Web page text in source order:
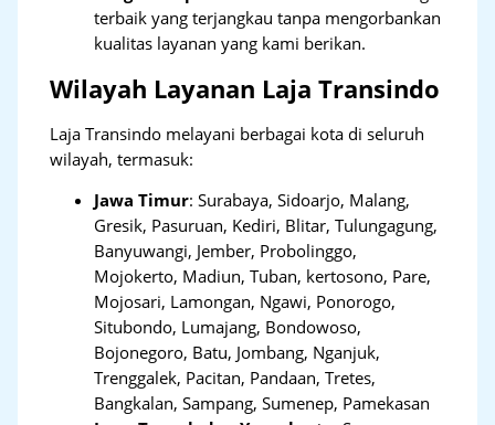
terbaik yang terjangkau tanpa mengorbankan
kualitas layanan yang kami berikan.
Wilayah Layanan Laja Transindo
Laja Transindo melayani berbagai kota di seluruh
wilayah, termasuk:
Jawa Timur:Surabaya, Sidoarjo, Malang,
Gresik, Pasuruan, Kediri, Blitar, Tulungagung,
Banyuwangi, Jember, Probolinggo,
Mojokerto, Madiun, Tuban, kertosono, Pare,
Mojosari, Lamongan, Ngawi, Ponorogo,
Situbondo, Lumajang, Bondowoso,
Bojonegoro, Batu, Jombang, Nganjuk,
Trenggalek, Pacitan, Pandaan, Tretes,
Bangkalan, Sampang, Sumenep, Pamekasan